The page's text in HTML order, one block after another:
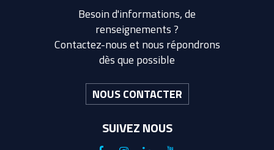
Besoin d'informations, de
renseignements ?
Contactez-nous et nous répondrons
dès que possible
NOUS CONTACTER
SUIVEZ NOUS